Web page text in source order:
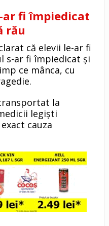
ar fi împiedicat
rău
că elevii le-ar fi
s-ar fi împiedicat și
ce mânca, cu
la
legiști
cauza